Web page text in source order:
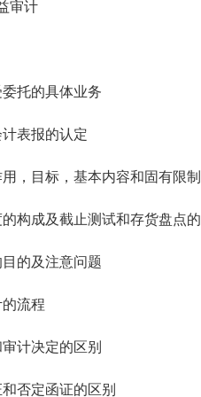
审计
托的具体业务
表报的认定
目标，基本内容和固有限
成及截止测试和存货盘点
的及注意问题
流程
计决定的区别
否定函证的区别